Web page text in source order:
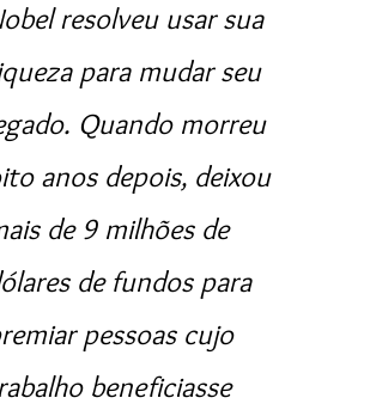
resolveu usar sua
para mudar seu
Quando morreu
anos depois, deixou
de 9 milhões de
de fundos para
pessoas cujo
beneficiasse